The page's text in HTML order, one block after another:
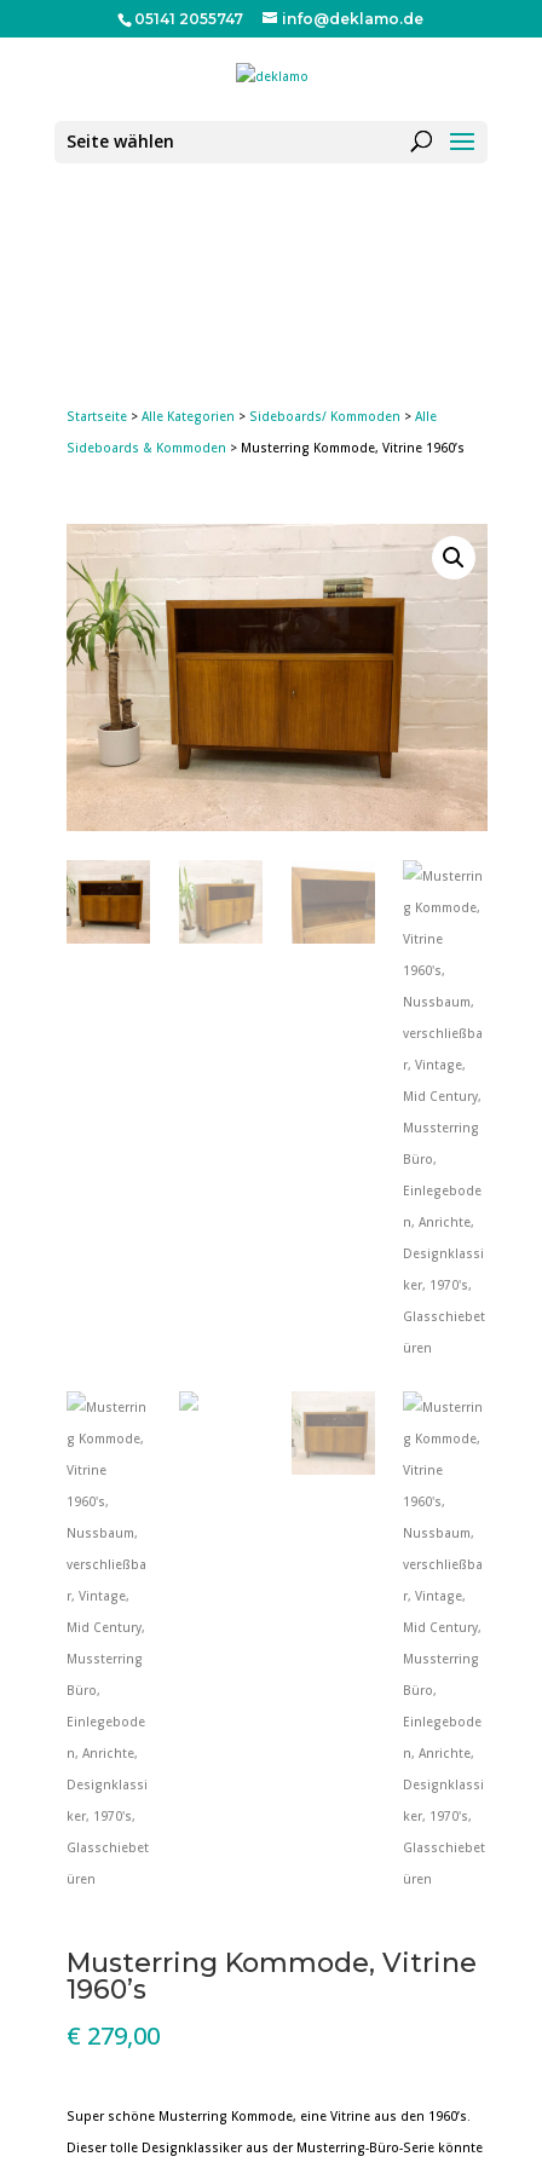
05141 2055747 info@deklamo.de
Seite wählen
Startseite> Alle Kategorien > Sideboards/ Kommoden > Alle
Sideboards & Kommoden > Musterring Kommode, Vitrine 1960’s
Musterring Kommode, Vitrine
1960’s
€279,00
Super schöne Musterring Kommode, eine Vitrine aus den 1960’s.
Dieser tolle Designklassiker aus der Musterring-Büro-Serie könnte